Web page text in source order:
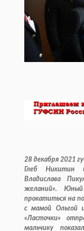
28 декабря 2021
Глеб Никитин
Владислава
желаний».
прокатиться на
с мамой Ольгой
«Ласточки»
мальчику